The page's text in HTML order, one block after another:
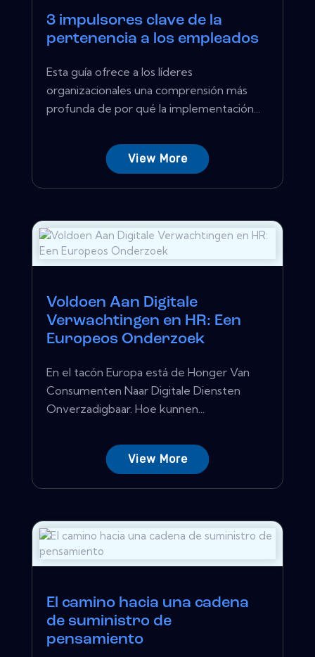
3 impulsores clave de la
pertenencia a los empleados
Esta guía ofrece a los líderes
organizacionales una comprensión más
profunda de por qué la implementación...
View More
Voldoen Aan Digitale
Verwachtingen en HR: Een
Europeos Onderzoek
En el tacón Europa está de Honger Van
Consumenten Naar Digitale Diensten
Onverzadigbaar. Hoe kunnen...
View More
El camino hacia una cadena
de suministro de
pensamiento